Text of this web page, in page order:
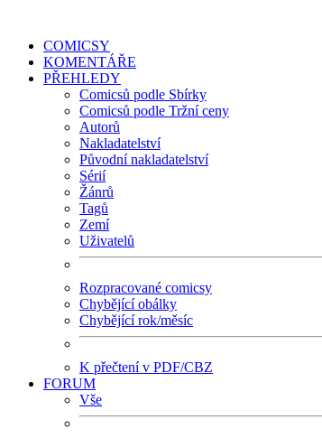
COMICSY
KOMENTÁŘE
PŘEHLEDY
Comicsů podle Sbírky
Comicsů podle Tržní ceny
Autorů
Nakladatelství
Původní nakladatelství
Sérií
Žánrů
Tagů
Zemí
Uživatelů
Rozpracované comicsy
Chybějící obálky
Chybějící rok/měsíc
K přečtení v PDF/CBZ
FORUM
Vše